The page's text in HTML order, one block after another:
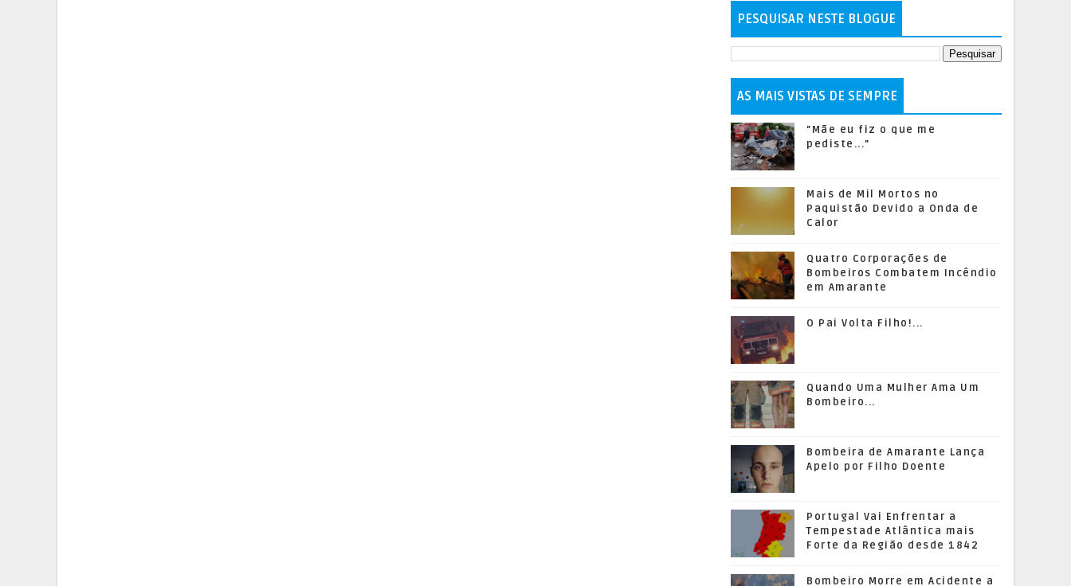
PESQUISAR NESTE BLOGUE
AS MAIS VISTAS DE SEMPRE
"Mãe eu fiz o que me
pediste..."
Mais de Mil Mortos no
Paquistão Devido a Onda de
Calor
Quatro Corporações de
Bombeiros Combatem Incêndio
em Amarante
O Pai Volta Filho!...
Quando Uma Mulher Ama Um
Bombeiro...
Bombeira de Amarante Lança
Apelo por Filho Doente
Portugal Vai Enfrentar a
Tempestade Atlântica mais
Forte da Região desde 1842
Bombeiro Morre em Acidente a